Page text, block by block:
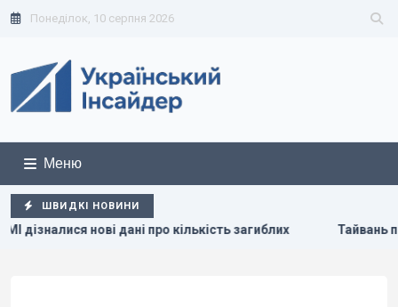
Понеділок, 10 серпня 2026
Меню
ШВИДКІ НОВИНИ
про кількість загиблих Тайвань показав під час